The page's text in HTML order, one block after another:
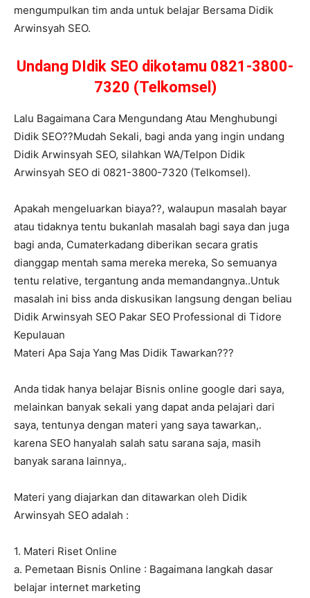
mengumpulkan tim anda untuk belajar Bersama Didik
Arwinsyah SEO.
Undang DIdik SEO dikotamu 0821-3800-
7320 (Telkomsel)
Lalu Bagaimana Cara Mengundang Atau Menghubungi
Didik SEO??Mudah Sekali, bagi anda yang ingin undang
Didik Arwinsyah SEO, silahkan WA/Telpon Didik
Arwinsyah SEO di 0821-3800-7320 (Telkomsel).
Apakah mengeluarkan biaya??, walaupun masalah bayar
atau tidaknya tentu bukanlah masalah bagi saya dan juga
bagi anda, Cumaterkadang diberikan secara gratis
dianggap mentah sama mereka mereka, So semuanya
tentu relative, tergantung anda memandangnya..Untuk
masalah ini biss anda diskusikan langsung dengan beliau
Didik Arwinsyah SEO Pakar SEO Professional di Tidore
Kepulauan
Materi Apa Saja Yang Mas Didik Tawarkan???
Anda tidak hanya belajar Bisnis online google dari saya,
melainkan banyak sekali yang dapat anda pelajari dari
saya, tentunya dengan materi yang saya tawarkan,.
karena SEO hanyalah salah satu sarana saja, masih
banyak sarana lainnya,.
Materi yang diajarkan dan ditawarkan oleh Didik
Arwinsyah SEO adalah :
1. Materi Riset Online
a. Pemetaan Bisnis Online : Bagaimana langkah dasar
belajar internet marketing